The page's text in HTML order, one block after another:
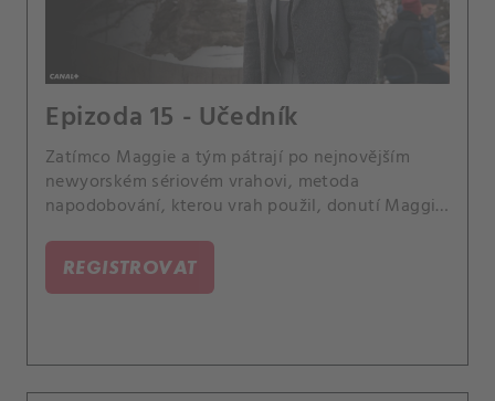
Epizoda 15 - Učedník
Zatímco Maggie a tým pátrají po nejnovějším
newyorském sériovém vrahovi, metoda
napodobování, kterou vrah použil, donutí Maggie
slashera, kterého poslala za mříže.
REGISTROVAT